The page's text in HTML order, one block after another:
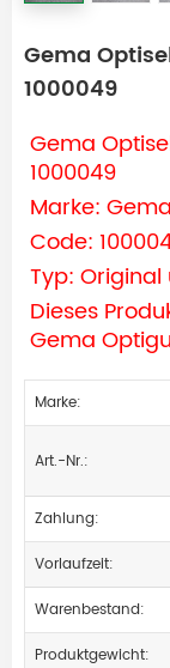
Gema
1000049
Gema
1000049
Marke: Gema
Code:
Typ:
Dieses
Gema
Marke:
Art.-Nr.:
Zahlung:
Vorlaufzeit:
Warenbestand:
Produktgewicht: